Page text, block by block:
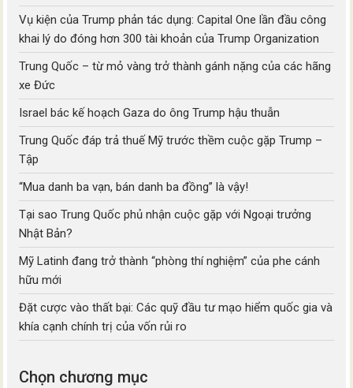
Vụ kiện của Trump phản tác dụng: Capital One lần đầu công
khai lý do đóng hơn 300 tài khoản của Trump Organization
Trung Quốc – từ mỏ vàng trở thành gánh nặng của các hãng
xe Đức
Israel bác kế hoạch Gaza do ông Trump hậu thuẫn
Trung Quốc đáp trả thuế Mỹ trước thềm cuộc gặp Trump –
Tập
“Mua danh ba vạn, bán danh ba đồng” là vậy!
Tại sao Trung Quốc phủ nhận cuộc gặp với Ngoại trưởng
Nhật Bản?
Mỹ Latinh đang trở thành “phòng thí nghiệm” của phe cánh
hữu mới
Đặt cược vào thất bại: Các quỹ đầu tư mạo hiểm quốc gia và
khía cạnh chính trị của vốn rủi ro
Chọn chương mục